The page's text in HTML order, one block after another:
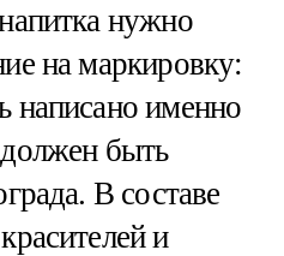
нужно
на маркировку:
написано именно
быть
В составе
и